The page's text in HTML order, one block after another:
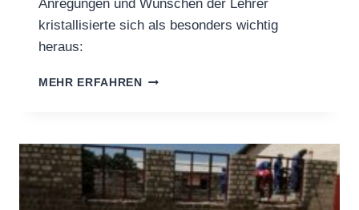
Anregungen und Wünschen der Lehrer
kristallisierte sich als besonders wichtig
heraus:
MEHR ERFAHRENBESUCH
SCHOOL